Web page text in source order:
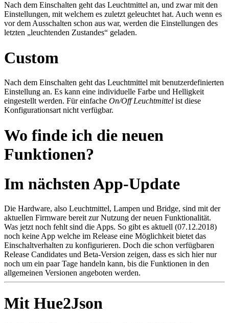
Nach dem Einschalten geht das Leuchtmittel an, und zwar mit den
Einstellungen, mit welchem es zuletzt geleuchtet hat. Auch wenn es
vor dem Ausschalten schon aus war, werden die Einstellungen des
letzten „leuchtenden Zustandes“ geladen.
Custom
Nach dem Einschalten geht das Leuchtmittel mit benutzerdefinierten
Einstellung an. Es kann eine individuelle Farbe und Helligkeit
eingestellt werden. Für einfache On/Off Leuchtmittel ist diese
Konfigurationsart nicht verfügbar.
Wo finde ich die neuen
Funktionen?
Im nächsten App-Update
Die Hardware, also Leuchtmittel, Lampen und Bridge, sind mit der
aktuellen Firmware bereit zur Nutzung der neuen Funktionalität.
Was jetzt noch fehlt sind die Apps. So gibt es aktuell (07.12.2018)
noch keine App welche im Release eine Möglichkeit bietet das
Einschaltverhalten zu konfigurieren. Doch die schon verfügbaren
Release Candidates und Beta-Version zeigen, dass es sich hier nur
noch um ein paar Tage handeln kann, bis die Funktionen in den
allgemeinen Versionen angeboten werden.
Mit Hue2Json